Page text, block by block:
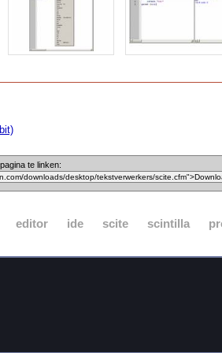
te linken:
editor ide scite scintilla